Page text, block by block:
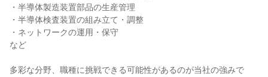
・半導体製造装置部品の生産管理
・半導体検査装置の組み立て・調整
・ネットワークの運用・保守
など
多彩な分野、職種に挑戦できる可能性があるのが当社の強みで